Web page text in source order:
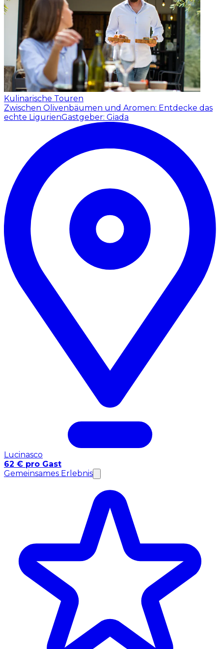
Kulinarische Touren
Zwischen Olivenbäumen und Aromen: Entdecke das
echte LigurienGastgeber: Giada
Lucinasco
62 € pro Gast
Gemeinsames Erlebnis